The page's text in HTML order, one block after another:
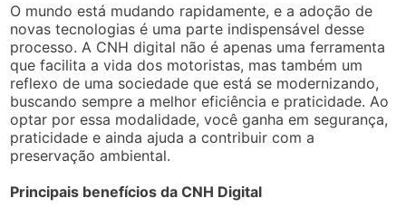
O mundo está mudando rapidamente, e a adoção de
novas tecnologias é uma parte indispensável desse
processo. A CNH digital não é apenas uma ferramenta
que facilita a vida dos motoristas, mas também um
reflexo de uma sociedade que está se modernizando,
buscando sempre a melhor eficiência e praticidade. Ao
optar por essa modalidade, você ganha em segurança,
praticidade e ainda ajuda a contribuir com a
preservação ambiental.
Principais benefícios da CNH Digital